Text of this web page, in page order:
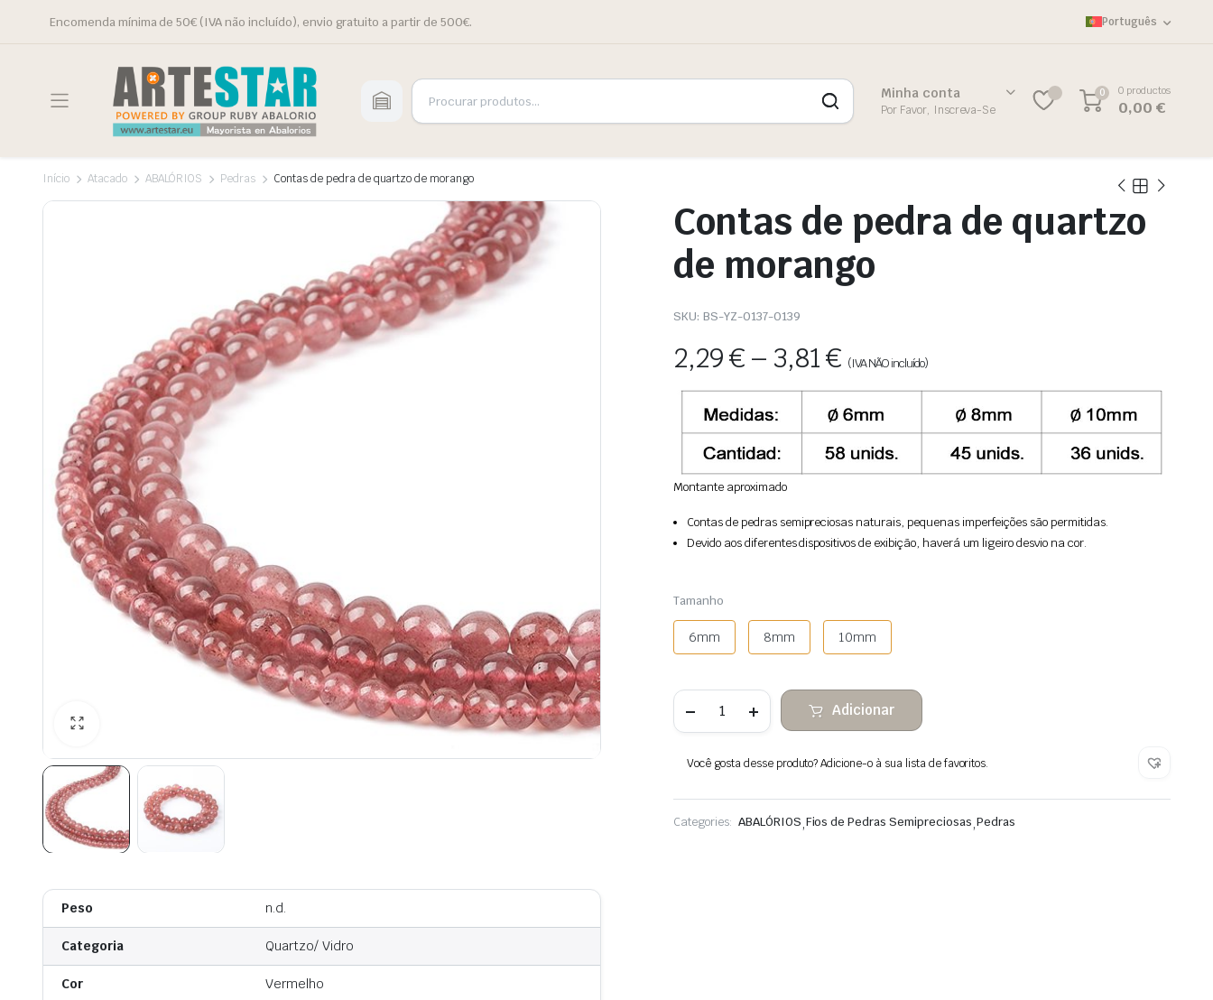
Encomenda mínima de 50€ (IVA não incluído), envio gratuito a partir de 500€. Português
Minha conta
Por Favor, Inscreva-Se
0 0 productos
0,00€
Início Atacado ABALÓRIOS Pedras Contas de pedra de quartzo de morango
Peso n.d.
Categoria Quartzo/ Vidro
Cor Vermelho
Contas de pedra de quartzo
de morango
SKU: BS-YZ-0137-0139
2,29€ – 3,81€ (IVA NÃO incluído)
Montante aproximado
Contas de pedras semipreciosas naturais, pequenas imperfeições são permitidas.
Devido aos diferentes dispositivos de exibição, haverá um ligeiro desvio na cor.
Tamanho
6mm 8mm 10mm
Quantidade
pedra
de
de
morango
Adicionar
Você gosta desse produto? Adicione-o à sua lista de favoritos.
Categories: ABALÓRIOS,Fios de Pedras Semipreciosas,Pedras